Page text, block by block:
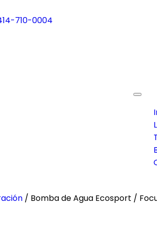
710-0004
Toggle
/ Bomba de Agua Ecosport /